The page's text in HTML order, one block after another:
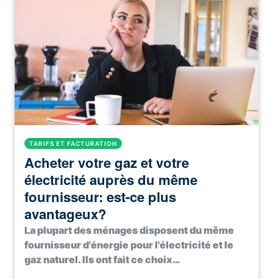
TARIFS ET FACTURATION
Acheter votre gaz et votre
électricité auprès du même
fournisseur: est-ce plus
avantageux?
La plupart des ménages disposent du même
fournisseur d'énergie pour l'électricité et le
gaz naturel. Ils ont fait ce choix…